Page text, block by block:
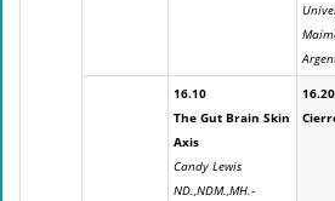
16.10
The Gut Brain Skin
Axis
Candy Lewis
ND.,NDM.,MH.-
16.20